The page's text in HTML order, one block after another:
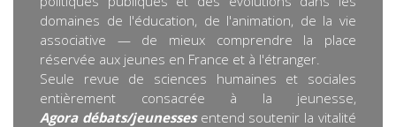
domaines de l'éducation, de l'animation, de la vie
associative — de mieux comprendre la place
réservée aux jeunes en France et à l'étranger.
Seule revue de sciences humaines et sociales
entièrement consacrée à la jeunesse,
Agora débats/jeunessesentend soutenir la vitalité